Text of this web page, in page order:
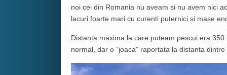
noi cei din Romania nu aveam si nu avem nici
lacuri foarte mari cu curenti puternici si mase
Distanta maxima la care puteam pescui era
normal, dar o ”joaca” raportata la distanta